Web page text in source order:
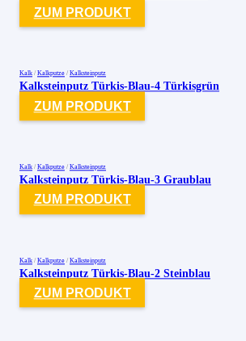
ZUM PRODUKT
Kalk / Kalkputze / Kalksteinputz
Kalksteinputz Türkis-Blau-4 Türkisgrün
ZUM PRODUKT
Kalk / Kalkputze / Kalksteinputz
Kalksteinputz Türkis-Blau-3 Graublau
ZUM PRODUKT
Kalk / Kalkputze / Kalksteinputz
Kalksteinputz Türkis-Blau-2 Steinblau
ZUM PRODUKT